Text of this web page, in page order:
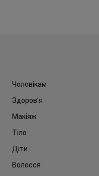
Чоловікам
Здоров'я
Макіяж
Тіло
Діти
Волосся